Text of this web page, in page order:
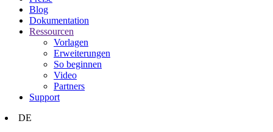
Blog
Dokumentation
Ressourcen
Vorlagen
Erweiterungen
So beginnen
Video
Partners
Support
DE